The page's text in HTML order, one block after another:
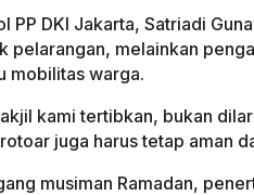
PP DKI Jakarta, Satriadi
pelarangan, melainkan
mobilitas warga.
kami tertibkan, bukan
juga harus tetap aman
musiman Ramadan,